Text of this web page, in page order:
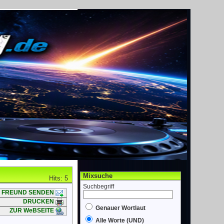
Hits: 5
FREUND SENDEN
DRUCKEN
ZUR WeBSEITE
Mixsuche
Suchbegriff
Genauer Wortlaut
Alle Worte (UND)